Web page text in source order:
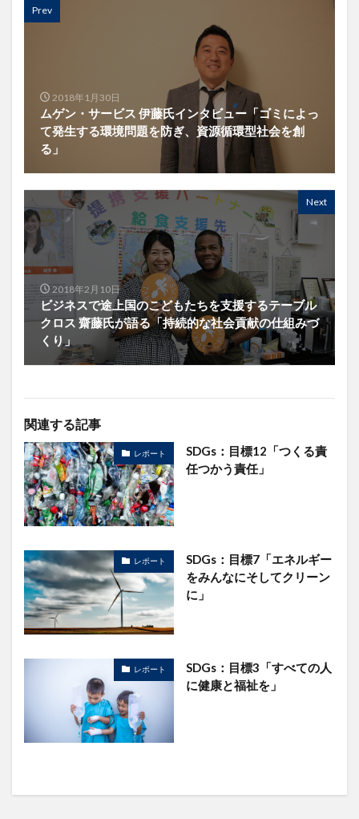
Prev
2018年1月30日
ムゲン・サービス 伊藤氏インタビュー「ゴミによっ
て発生する環境問題を防ぎ、資源循環型社会を創
る」
Next
2018年2月10日
ビジネスで途上国のこどもたちを支援するテーブル
クロス 齋藤氏が語る「持続的な社会貢献の仕組みづ
くり」
関連する記事
レポート
SDGs：目標12「つくる責
任つかう責任」
レポート
SDGs：目標7「エネルギー
をみんなにそしてクリーン
に」
レポート
SDGs：目標3「すべての人
に健康と福祉を」